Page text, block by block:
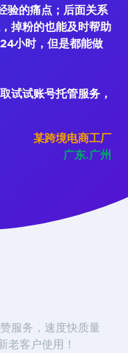
验的痛点；后面关系
掉粉的也能及时帮助
小时，但是都能做
试试账号托管服务，
某跨境电商工厂
广东.广州
服务，速度快质量
老客户使用！